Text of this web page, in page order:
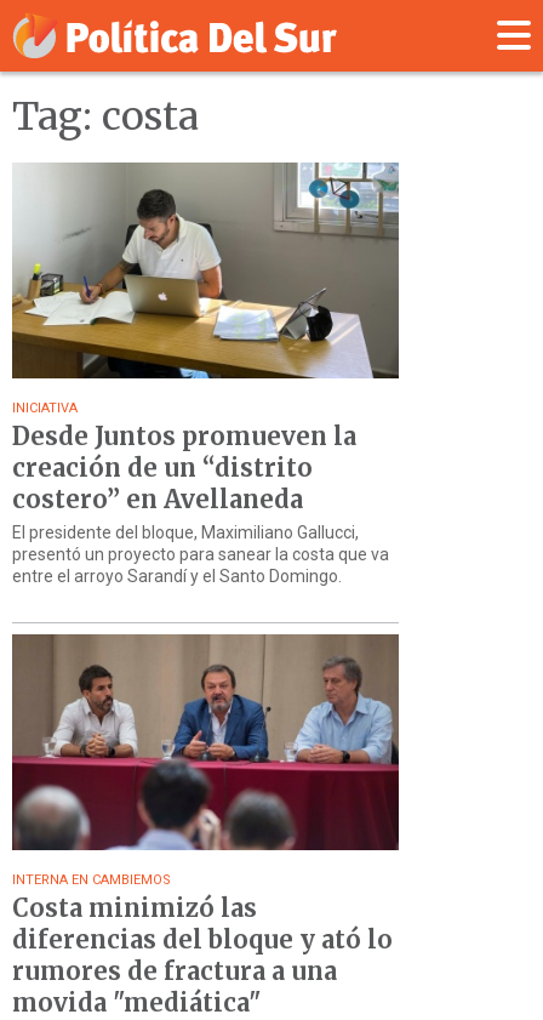
Tag: costa
INICIATIVA
Desde Juntos promueven la
creación de un “distrito
costero” en Avellaneda
El presidente del bloque, Maximiliano Gallucci,
presentó un proyecto para sanear la costa que va
entre el arroyo Sarandí y el Santo Domingo.
INTERNA EN CAMBIEMOS
Costa minimizó las
diferencias del bloque y ató lo
rumores de fractura a una
movida "mediática"